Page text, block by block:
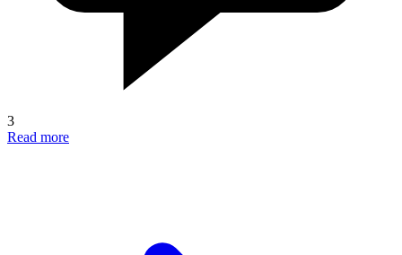
3
Read more